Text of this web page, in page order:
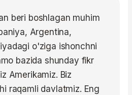
beri boshlagan muhim
Argentina,
o'ziga ishonchni
bazida shunday fikr
Amerikamiz. Biz
raqamli davlatmiz. Eng